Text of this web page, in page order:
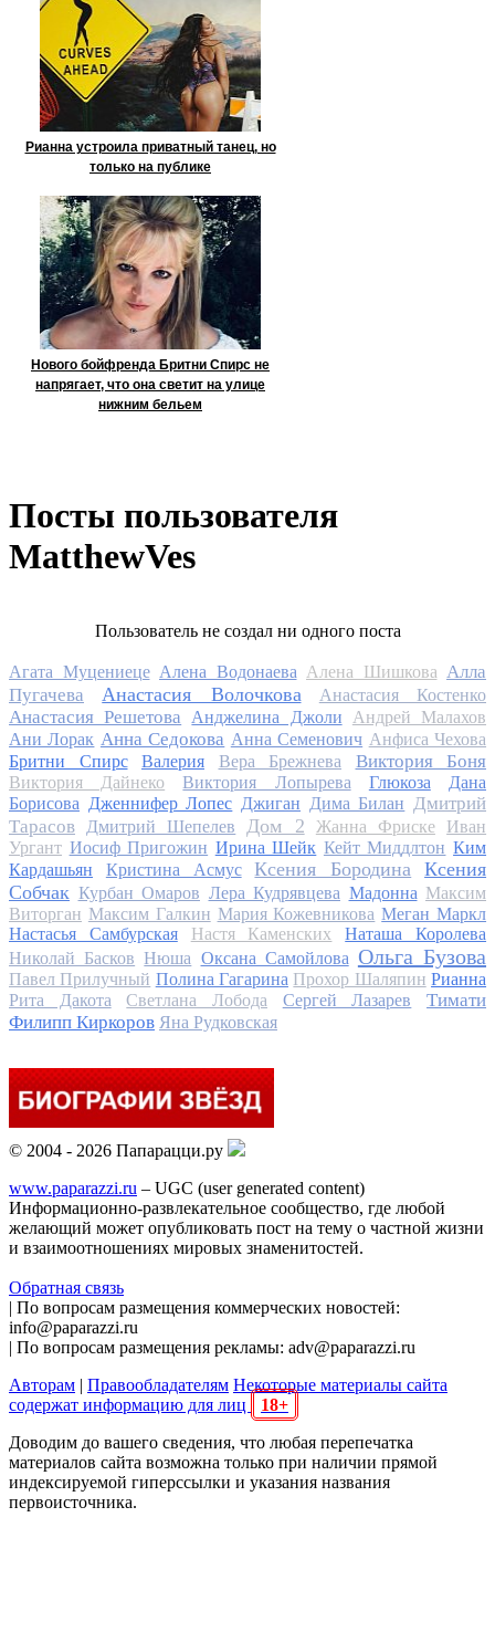
Рианна устроила приватный танец, но
только на публике
Нового бойфренда Бритни Спирс не
напрягает, что она светит на улице
нижним бельем
Посты пользователя
MatthewVes
Пользователь не создал ни одного поста
Агата Муцениеце Алена Водонаева Алена Шишкова Алла
Пугачева
Анастасия Волочкова Анастасия Костенко
Анастасия Решетова Анджелина Джоли
Андрей Малахов
Ани Лорак Анна Седокова Анна Семенович Анфиса Чехова
Бритни Спирс
Валерия Вера Брежнева Виктория Боня
Виктория Дайнеко Виктория Лопырева Глюкоза
Дана
Борисова Дженнифер Лопес Джиган Дима Билан Дмитрий
Тарасов
Дмитрий Шепелев Дом 2 Жанна Фриске
Иван
Ургант Иосиф Пригожин Ирина Шейк Кейт Миддлтон Ким
Кардашьян
Кристина Асмус Ксения Бородина
Ксения
Собчак Курбан Омаров Лера Кудрявцева Мадонна Максим
Виторган Максим Галкин Мария Кожевникова Меган Маркл
Настасья Самбурская
Настя Каменских
Наташа Королева
Николай Басков Нюша Оксана Самойлова Ольга Бузова
Павел Прилучный Полина Гагарина Прохор Шаляпин Рианна
Рита Дакота
Светлана Лобода Сергей Лазарев
Тимати
Филипп Киркоров Яна Рудковская
© 2004 - 2026 Папарацци.ру
www.paparazzi.ru – UGC (user generated content)
Информационно-развлекательное сообщество, где любой
желающий может опубликовать пост на тему о частной жизни
и взаимоотношениях мировых знаменитостей.
Обратная связь
| По вопросам размещения коммерческих новостей:
info@paparazzi.ru
| По вопросам размещения рекламы: adv@paparazzi.ru
Авторам | Правообладателям Некоторые материалы сайта
содержат информацию для лиц
18+
Доводим до вашего сведения, что любая перепечатка
материалов сайта возможна только при наличии прямой
индексируемой гиперссылки и указания названия
первоисточника.